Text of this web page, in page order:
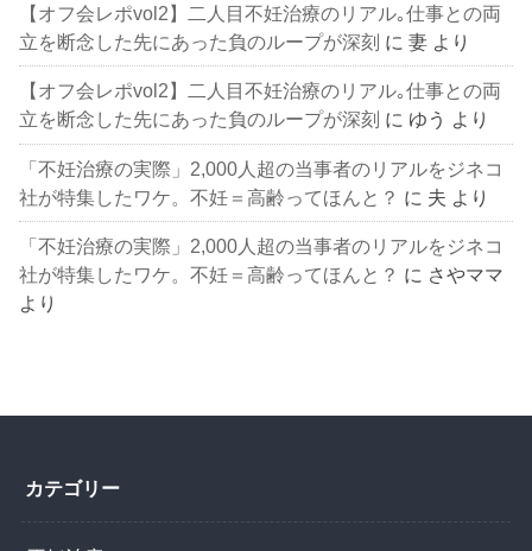
【オフ会レポvol2】二人目不妊治療のリアル｡仕事との両
立を断念した先にあった負のループが深刻 に妻 より
【オフ会レポvol2】二人目不妊治療のリアル｡仕事との両
立を断念した先にあった負のループが深刻 に ゆう より
「不妊治療の実際」2,000人超の当事者のリアルをジネコ
社が特集したワケ。不妊＝高齢ってほんと？ に 夫 より
「不妊治療の実際」2,000人超の当事者のリアルをジネコ
社が特集したワケ。不妊＝高齢ってほんと？ に さやママ
より
カテゴリー